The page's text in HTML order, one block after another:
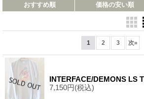
おすすめ順 価格の安い順
1 2 3 次»
INTERFACE/DEMONS LS
7,150円(税込)